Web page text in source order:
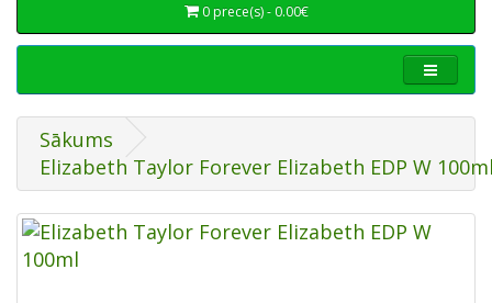
0 prece(s) - 0.00€
Sākums
Elizabeth Taylor Forever Elizabeth EDP W